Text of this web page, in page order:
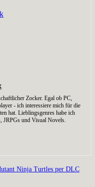
Zocker. Egal ob PC,
- ich interessiere mich für die
hat. Lieblingsgenres habe ich
JRPGs und Visual Novels.
Ninja Turtles per DLC